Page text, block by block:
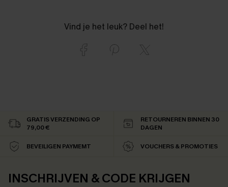
Vind je het leuk? Deel het!
GRATIS VERZENDING OP
79,00 €
RETOURNEREN BINNEN 30
DAGEN
BEVEILIGEN PAYMEMT VOUCHERS & PROMOTIES
INSCHRIJVEN & CODE KRIJGEN